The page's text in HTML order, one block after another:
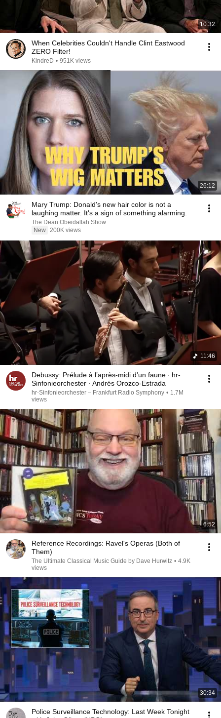
10:32
When Celebrities Couldn't Handle Clint Eastwood
ZERO Filter!
KindreD • 951K views
26:12
Mary Trump: Donald's new hair color is not a
laughing matter. It's a sign of something alarming.
The Dean Obeidallah Show
New
200K views
11:46
Debussy: Prélude à l’après-midi d’un faune ∙ hr-
Sinfonieorchester ∙ Andrés Orozco-Estrada
hr-Sinfonieorchester – Frankfurt Radio Symphony • 1.7M
views
6:52
Reference Recordings: Ravel's Operas (Both of
Them)
The Ultimate Classical Music Guide by Dave Hurwitz • 4.9K
views
30:34
Police Surveillance Technology: Last Week Tonight